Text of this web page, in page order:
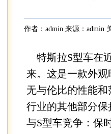
作者：admin 来源：admin
特斯拉S型车在
来。这是一款外
无与伦比的性能
行业的其他部分
与S型车竞争：保